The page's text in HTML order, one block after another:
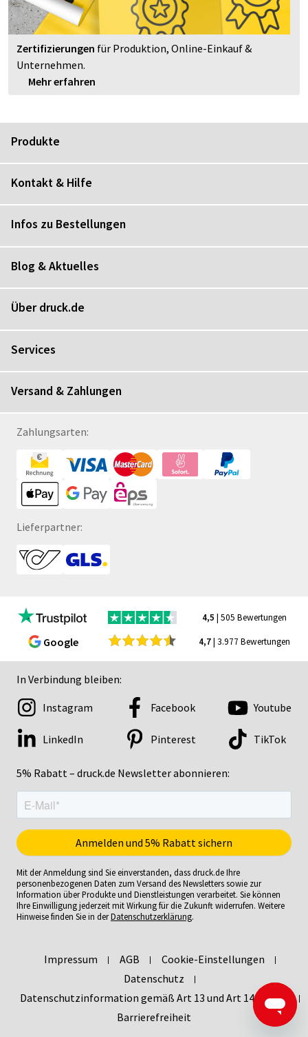
Zertifizierungen für Produktion, Online-Einkauf &
Unternehmen.
Mehr erfahren
Produkte
Kontakt & Hilfe
Infos zu Bestellungen
Blog & Aktuelles
Über druck.de
Services
Versand & Zahlungen
Zahlungsarten:
Lieferpartner:
4,5 | 505 Bewertungen
Google 4,7| 3.977 Bewertungen
In Verbindung bleiben:
5% Rabatt – druck.de Newsletter abonnieren:
Instagram Facebook Youtube
LinkedIn Pinterest TikTok
Mit der Anmeldung sind Sie einverstanden, dass druck.de Ihre
personenbezogenen Daten zum Versand des Newsletters sowie zur
Information über Produkte und Dienstleistungen verarbeitet. Sie können
Ihre Einwilligung jederzeit mit Wirkung für die Zukunft widerrufen. Weitere
Hinweise finden Sie in derDatenschutzerklärung.
Impressum AGB
Cookie-Einstellungen
Datenschutz
Datenschutzinformation gemäß Art 13 und Art 14 DSGVO
Barrierefreiheit